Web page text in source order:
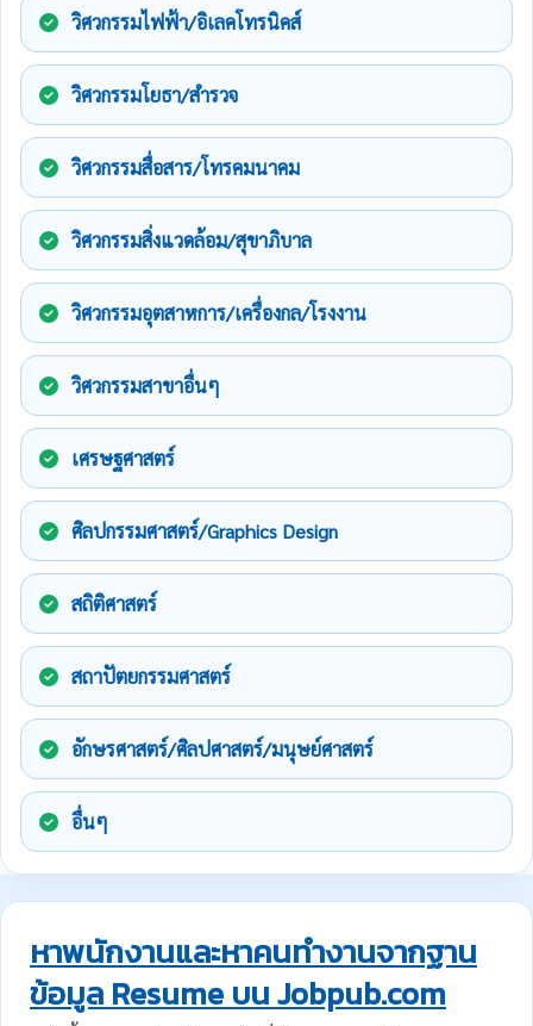
วิศวกรรมไฟฟ้า/อิเลคโทรนิคส์
วิศวกรรมโยธา/สำรวจ
วิศวกรรมสื่อสาร/โทรคมนาคม
วิศวกรรมสิ่งแวดล้อม/สุขาภิบาล
วิศวกรรมอุตสาหการ/เครื่องกล/โรงงาน
วิศวกรรมสาขาอื่นๆ
เศรษฐศาสตร์
ศิลปกรรมศาสตร์/Graphics Design
สถิติศาสตร์
สถาปัตยกรรมศาสตร์
อักษรศาสตร์/ศิลปศาสตร์/มนุษย์ศาสตร์
อื่นๆ
หาพนักงานและหาคนทำงานจากฐาน
ข้อมูล Resume บน Jobpub.com